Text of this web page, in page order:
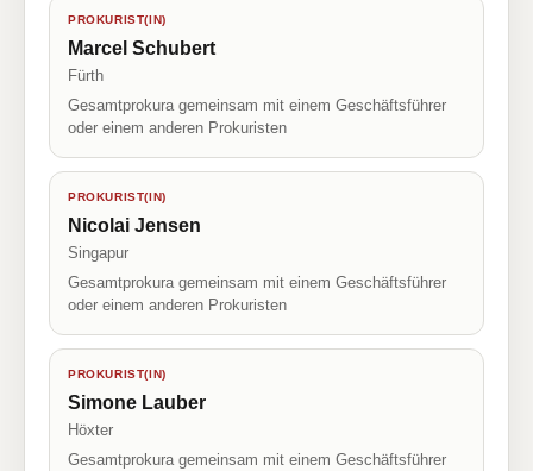
PROKURIST(IN)
Marcel Schubert
Fürth
Gesamtprokura gemeinsam mit einem Geschäftsführer
oder einem anderen Prokuristen
PROKURIST(IN)
Nicolai Jensen
Singapur
Gesamtprokura gemeinsam mit einem Geschäftsführer
oder einem anderen Prokuristen
PROKURIST(IN)
Simone Lauber
Höxter
Gesamtprokura gemeinsam mit einem Geschäftsführer